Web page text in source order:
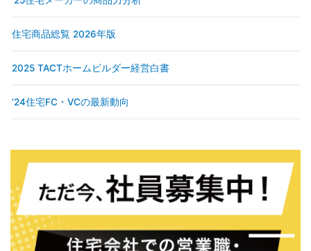
住宅商品総覧 2026年版
2025 TACTホームビルダー経営白書
’24住宅FC・VCの最新動向